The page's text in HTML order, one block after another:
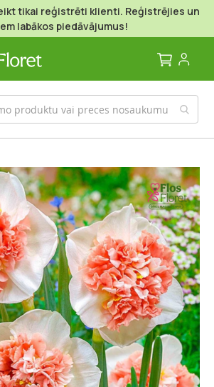
tikai reģistrēti klienti. Reģistrējies un
labākos piedāvājumus!
Mans